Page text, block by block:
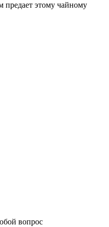
предает этому чайному
вопрос